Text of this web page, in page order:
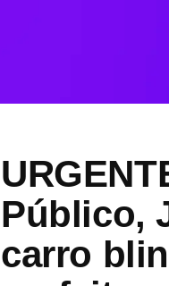
Público,
carro